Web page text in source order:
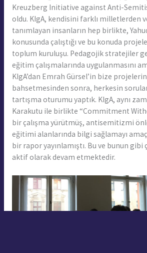
Kreuzberg Initiative against Anti-
oldu. KIgA, kendisini farklı milletlerden
tanımlayan insanların hep birlikte,
konusunda çalıştığı ve bu konuda
toplum kuruluşu. Pedagojik stratejiler
eğitim çalışmalarında uygulanmasını
KIgA’dan Emrah Gürsel’in bize
bahsetmesinden sonra, herkesin
tartışma oturumu yaptık. KIgA, aynı
Karakutu ile birlikte “Commitment
bir çalışma yürütmüş, antisemitizmi
eğitimi alanlarında bilgi sağlamayı
bir rapor yayınlamıştı. Bu ve bunun gibi
aktif olarak devam etmektedir.